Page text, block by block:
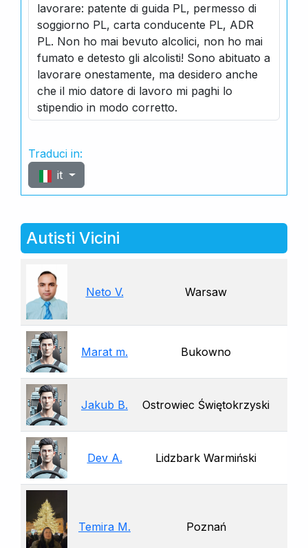
lavorare: patente di guida PL, permesso di
soggiorno PL, carta conducente PL, ADR
PL. Non ho mai bevuto alcolici, non ho mai
fumato e detesto gli alcolisti! Sono abituato a
lavorare onestamente, ma desidero anche
che il mio datore di lavoro mi paghi lo
stipendio in modo corretto.
Traduci in:
it
Autisti Vicini
Neto V. Warsaw
Marat m. Bukowno
Jakub B. Ostrowiec Świętokrzyski
Dev A. Lidzbark Warmiński
Temira M. Poznań